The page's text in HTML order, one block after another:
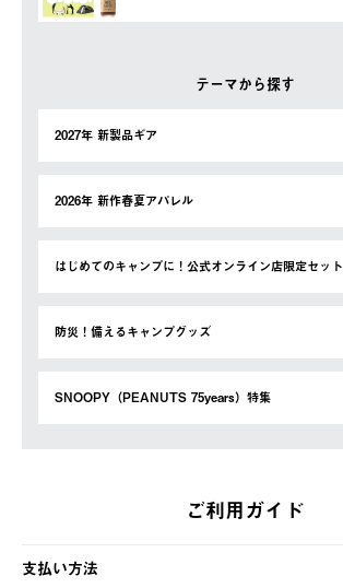
テーマから探す
2027年 新製品ギア
2026年 新作春夏アパレル
はじめてのキャンプに！公式オンライン店限定セット
防災！備えるキャンプグッズ
SNOOPY（PEANUTS 75years）特集
ご利用ガイド
支払い方法